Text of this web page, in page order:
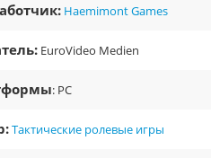
Haemimont Games
EuroVideo Medien
: PC
Тактические ролевые игры